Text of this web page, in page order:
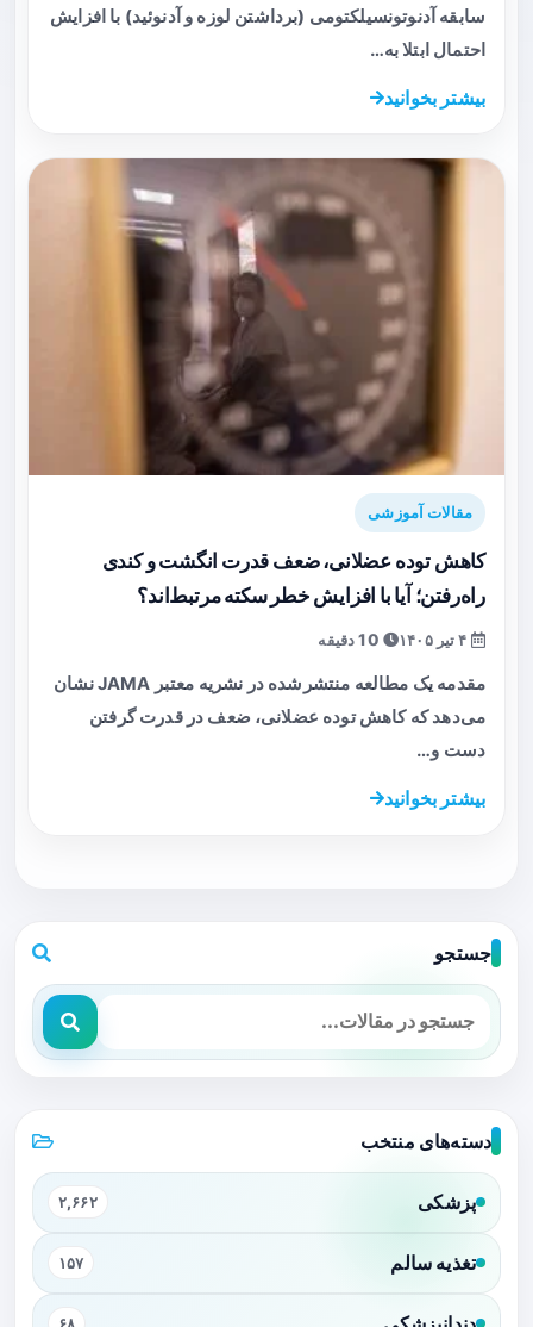
سابقه آدنوتونسیلکتومی (برداشتن لوزه و آدنوئید) با افزایش
احتمال ابتلا به…
بیشتر بخوانید
مقالات آموزشی
کاهش توده عضلانی، ضعف قدرت انگشت و کندی
راه‌رفتن؛ آیا با افزایش خطر سکته مرتبط‌اند؟
مقدمه یک مطالعه منتشرشده در نشریه معتبر JAMA نشان
می‌دهد که کاهش توده عضلانی، ضعف در قدرت گرفتن
دست و…
بیشتر بخوانید
جستجو
دسته‌های منتخب
پزشکی ۲,۶۶۲
تغذیه سالم ۱۵۷